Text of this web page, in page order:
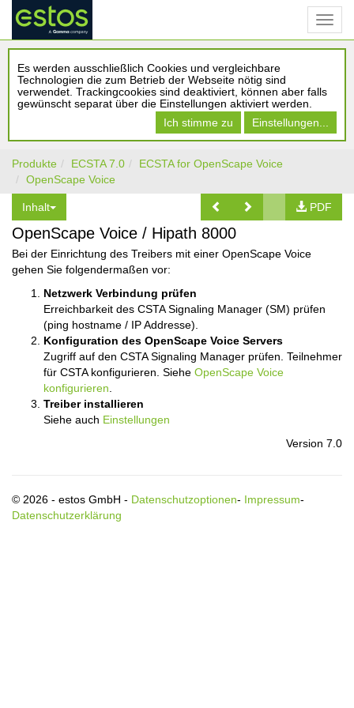
Es werden ausschließlich Cookies und vergleichbare
Technologien die zum Betrieb der Webseite nötig sind
verwendet. Trackingcookies sind deaktiviert, können aber falls
gewünscht separat über die Einstellungen aktiviert werden.
Ich stimme zu
Einstellungen...
Produkte ECSTA 7.0
ECSTA for OpenScape Voice
OpenScape Voice
Inhalt PDF
OpenScape Voice / Hipath 8000
Bei der Einrichtung des Treibers mit einer OpenScape Voice
gehen Sie folgendermaßen vor:
Netzwerk Verbindung prüfen
Erreichbarkeit des CSTA Signaling Manager (SM) prüfen
(ping hostname / IP Addresse).
Konfiguration des OpenScape Voice Servers
Zugriff auf den CSTA Signaling Manager prüfen. Teilnehmer
für CSTA konfigurieren. Siehe OpenScape Voice
konfigurieren
Treiber installieren
Siehe auch Einstellungen
Version 7.0
© 2026 - estos GmbH - Datenschutzoptionen- Impressum-
Datenschutzerklärung